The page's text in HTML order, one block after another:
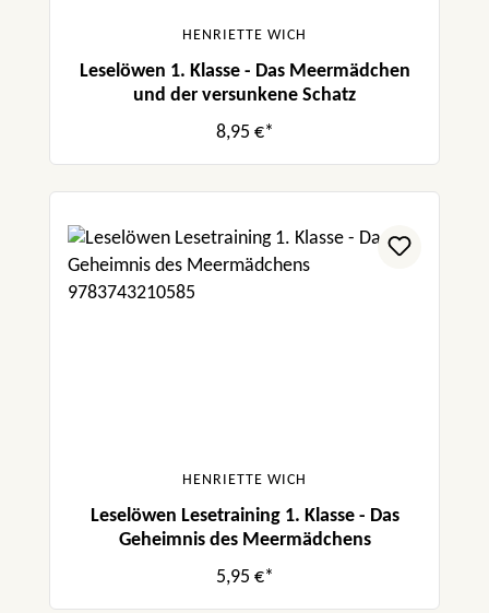
HENRIETTE WICH
Leselöwen 1. Klasse - Das Meermädchen
und der versunkene Schatz
8,95 €*
HENRIETTE WICH
Leselöwen Lesetraining 1. Klasse - Das
Geheimnis des Meermädchens
5,95 €*